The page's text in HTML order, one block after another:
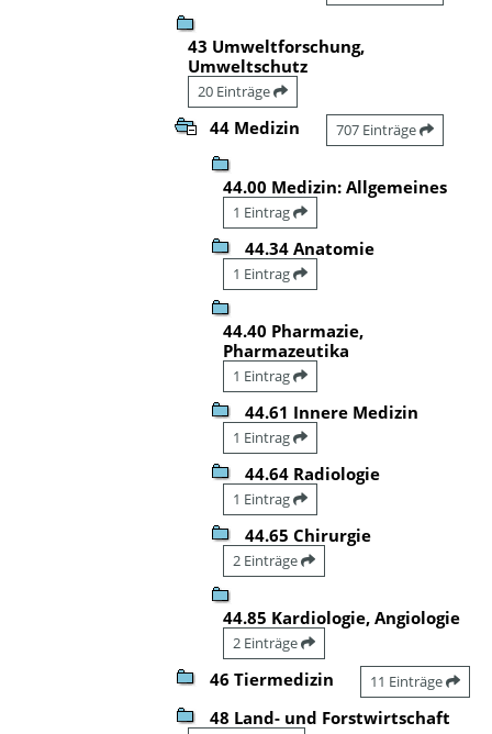
43 Umweltforschung,
Umweltschutz
20 Einträge
44 Medizin 707 Einträge
44.00 Medizin: Allgemeines
1 Eintrag
44.34 Anatomie
1 Eintrag
44.40 Pharmazie,
Pharmazeutika
1 Eintrag
44.61 Innere Medizin
1 Eintrag
44.64 Radiologie
1 Eintrag
44.65 Chirurgie
2 Einträge
44.85 Kardiologie, Angiologie
2 Einträge
46 Tiermedizin 11 Einträge
48 Land- und Forstwirtschaft